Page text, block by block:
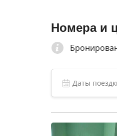
км.
Номера и